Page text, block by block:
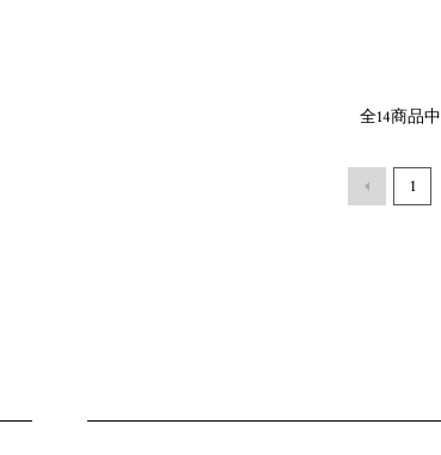
全14商品中
1